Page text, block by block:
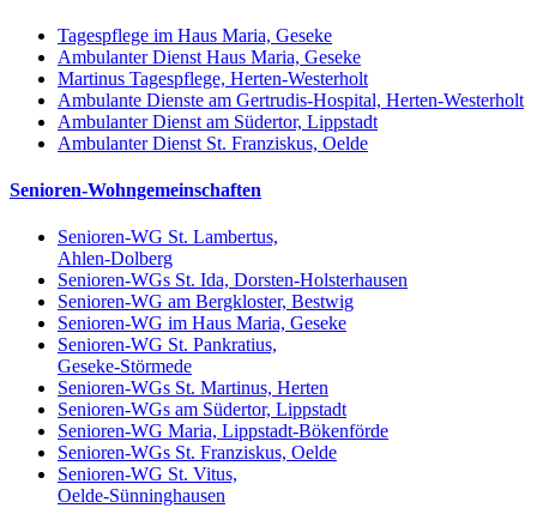
Tagespflege im Haus Maria, Geseke
Ambulanter Dienst Haus Maria, Geseke
Martinus Tagespflege, Herten-Westerholt
Ambulante Dienste am Gertrudis-Hospital, Herten-Westerholt
Ambulanter Dienst am Südertor, Lippstadt
Ambulanter Dienst St. Franziskus, Oelde
Senioren-Wohngemeinschaften
Senioren-WG St. Lambertus,
Ahlen-Dolberg
Senioren-WGs St. Ida, Dorsten-Holsterhausen
Senioren-WG am Bergkloster, Bestwig
Senioren-WG im Haus Maria, Geseke
Senioren-WG St. Pankratius,
Geseke-Störmede
Senioren-WGs St. Martinus, Herten
Senioren-WGs am Südertor, Lippstadt
Senioren-WG Maria, Lippstadt-Bökenförde
Senioren-WGs St. Franziskus, Oelde
Senioren-WG St. Vitus,
Oelde-Sünninghausen